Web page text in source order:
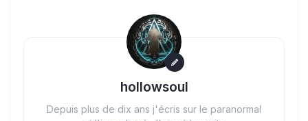
hollowsoul
Depuis plus de dix ans j'écris sur le paranormal